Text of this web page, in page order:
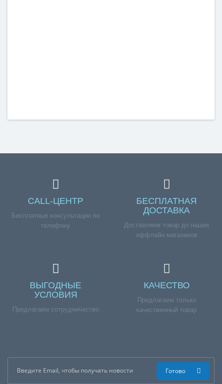
CALL-ЦЕНТР
Бесплатные консультации по
телефону
БЕСПЛАТНАЯ
ДОСТАВКА
Доставляем товар до наших
оффлайн магазинов
ВЫГОДНЫЕ
УСЛОВИЯ
Предлагаем сотрудничество
КАЧЕСТВО
Предлагаем только
качественный товар
Готово